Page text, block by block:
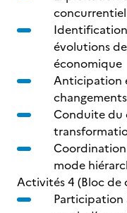
évolutions
économique
Anticipation
Conduite du
Coordination
mode
Activités 4 (Bloc de
Participation